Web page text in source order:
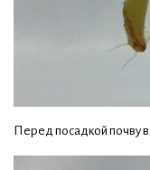
Перед посадкой почву